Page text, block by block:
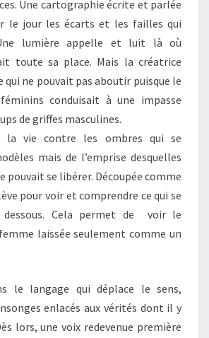
Une cartographie écrite et parlée
le jour les écarts et les failles qui
lumière appelle et luit là où
toute sa place. Mais la créatrice
qui ne pouvait pas aboutir puisque le
conduisait à une impasse
de griffes masculines.
la vie contre les ombres qui se
mais de l’emprise desquelles
pouvait se libérer. Découpée comme
pour voir et comprendre ce qui se
dessous. Cela permet de voir le
laissée seulement comme un
le langage qui déplace le sens,
enlacés aux vérités dont il y
lors, une voix redevenue première